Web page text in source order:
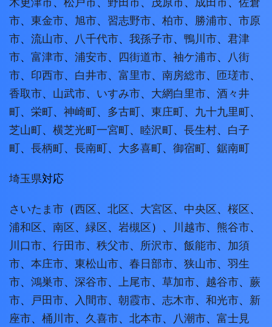
市、 東金市、 旭市、 習志野市、 柏市、 勝浦市、 市原
市、 流山市、 八千代市、 我孫子市、 鴨川市、 君津
市、 富津市、 浦安市、 四街道市、 袖ケ浦市、
八街
市、 印西市、 白井市、 富里市、 南房総市、 匝瑳市、
香取市、 山武市、 いすみ市、 大網白里市、 酒々井
町、 栄町、 神崎町、 多古町、 東庄町、 九十九里町、
芝山町、 横芝光町一宮町、 睦沢町、 長生村、 白子
町、 長柄町、 長南町、 大多喜町、 御宿町、 鋸南町
埼玉県対応
さいたま市 （西区、 北区、 大宮区、 中央区、 桜区、
浦和区、 南区、 緑区、 岩槻区）、 川越市、 熊谷市、
川口市、 行田市、 秩父市、 所沢市、 飯能市、 加須
市、 本庄市、 東松山市、 春日部市、 狭山市、 羽生
市、 鴻巣市、 深谷市、 上尾市、 草加市、 越谷市、 蕨
市、 戸田市、 入間市、 朝霞市、 志木市、 和光市、 新
座市、 桶川市、 久喜市、 北本市、 八潮市、 富士見